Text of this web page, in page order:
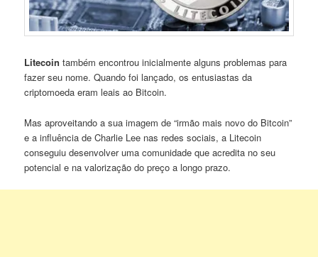
Litecoin também encontrou inicialmente alguns problemas para
fazer seu nome. Quando foi lançado, os entusiastas da
criptomoeda eram leais ao Bitcoin.
Mas aproveitando a sua imagem de “irmão mais novo do Bitcoin”
e a influência de Charlie Lee nas redes sociais, a Litecoin
conseguiu desenvolver uma comunidade que acredita no seu
potencial e na valorização do preço a longo prazo.